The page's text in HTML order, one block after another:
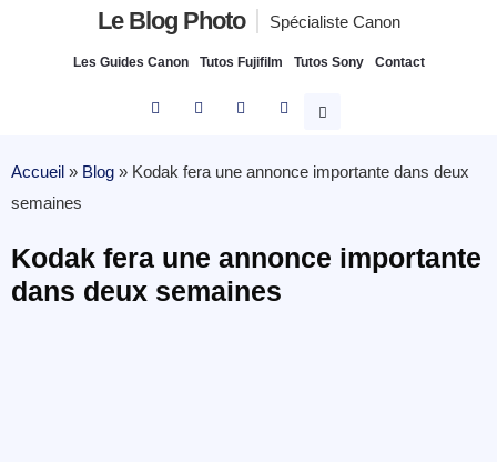
Le Blog Photo Spécialiste Canon
Les Guides Canon Tutos Fujifilm Tutos Sony Contact
Accueil » Blog » Kodak fera une annonce importante dans deux
semaines
Kodak fera une annonce importante
dans deux semaines